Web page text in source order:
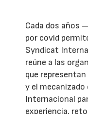
Cada dos años
por covid
Syndicat
reúne a las
que
y el mecanizado
Internacional
experiencia,